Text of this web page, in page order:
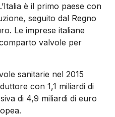
è il primo paese con
seguito dal Regno
Le imprese italiane
valvole per
sanitarie nel 2015
con 1,1 miliardi di
di 4,9 miliardi di euro